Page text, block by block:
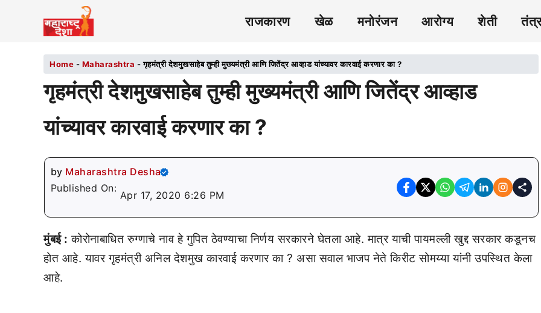
राजकारण खेळ मनोरंजन आरोग्य शेती
Home - Maharashtra -गृहमंत्री देशमुखसाहेब तुम्ही मुख्यमंत्री आणि जितेंद्र आव्हाड यांच्यावर कारवाई करणार का ?
गृहमंत्री देशमुखसाहेब तुम्ही मुख्यमंत्री आणि जितेंद्र आव्हाड
यांच्यावर कारवाई करणार का ?
by Maharashtra Desha
Published On:
Apr 17, 2020 6:26 PM
मुंबई : कोरोनाबाधित रुग्णाचे नाव हे गुपित ठेवण्याचा निर्णय सरकारने घेतला आहे. मात्र याची पायमल्ली खुद्द सरकार कडूनच
होत आहे. यावर गृहमंत्री अनिल देशमुख कारवाई करणार का ? असा सवाल भाजप नेते किरीट सोमय्या यांनी उपस्थित केला
आहे.